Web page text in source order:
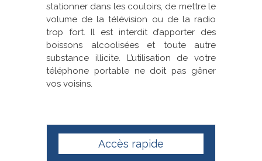
stationner dans les couloirs, de mettre le
volume de la télévision ou de la radio
trop fort. Il est interdit d’apporter des
boissons alcoolisées et toute autre
substance illicite. L’utilisation de votre
téléphone portable ne doit pas gêner
vos voisins.
Accès rapide